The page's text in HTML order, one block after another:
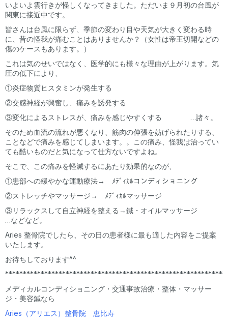
いよいよ雲行きが怪しくなってきました。ただいま９月初の台風が
関東に接近中です。
皆さんは台風に限らず、季節の変わり目や天気が大きく変わる時
に、昔の怪我が痛むことはありませんか？（女性は帝王切開などの
傷のケースもあります。）
これは気のせいではなく、医学的にも様々な理由が上がります。気
圧の低下により、
①炎症物質ヒスタミンが発生する
②交感神経が興奮し、痛みを誘発する
③変化によるストレスが、痛みを感じやすくする …諸々。
そのため血流の流れが悪くなり、筋肉の伸張を妨げられたりする、
ことなどで痛みを感じてしまいます。。この痛み、怪我は治ってい
ても酷いものだと気になって仕方ないですよね。
そこで、この痛みを軽減するにあたり効果的なのが、
①患部への緩やかな運動療法→ ﾒﾃﾞｨｶﾙコンディショニング
②ストレッチやマッサージ→ ﾒﾃﾞｨｶﾙマッサージ
③リラックスして自立神経を整える→鍼・オイルマッサージ
…などなど。
Aries 整骨院でしたら、その日の患者様に最も適した内容をご提案
いたします。
お待ちしております^^
メディカルコンディショニング・交通事故治療・整体・マッサー
ジ・美容鍼なら
Aries（アリエス）整骨院 恵比寿